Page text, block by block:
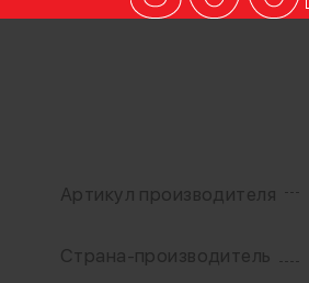
Артикул производителя
Страна-производитель